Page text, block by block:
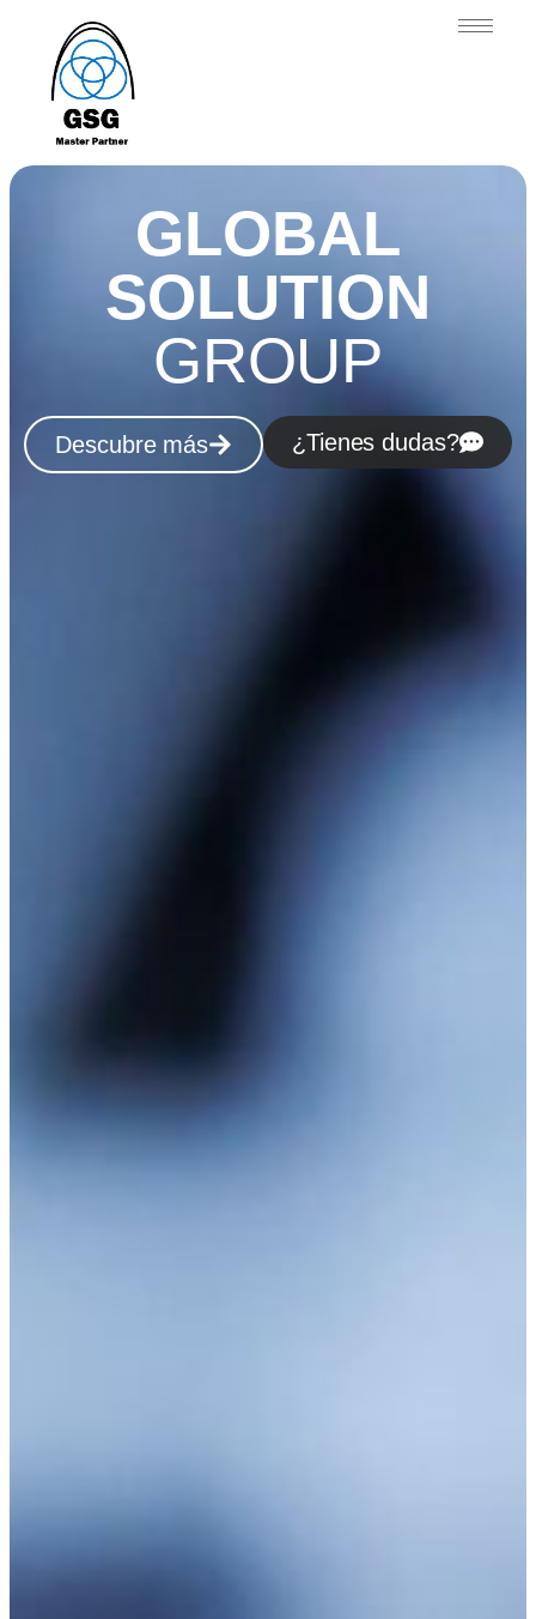
GLOBAL
SOLUTION
GROUP
Descubre más ¿Tienes dudas?